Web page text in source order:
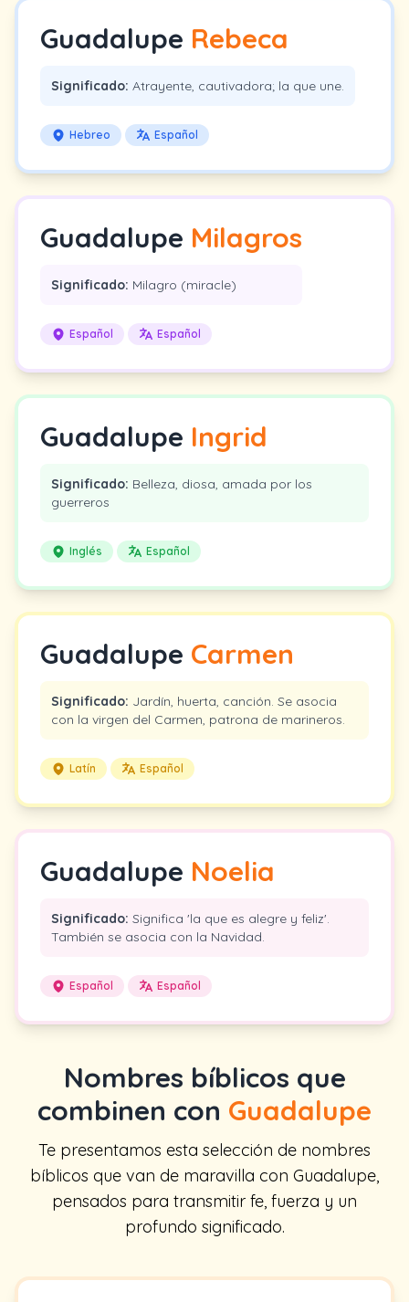
Guadalupe Rebeca
Significado: Atrayente, cautivadora; la que une.
Hebreo Español
Guadalupe Milagros
Significado: Milagro (miracle)
Español Español
Guadalupe Ingrid
Significado: Belleza, diosa, amada por los
guerreros
Inglés Español
Guadalupe Carmen
Significado: Jardín, huerta, canción. Se asocia
con la virgen del Carmen, patrona de marineros.
Latín Español
Guadalupe Noelia
Significado: Significa 'la que es alegre y feliz'.
También se asocia con la Navidad.
Español Español
Nombres bíblicos que
combinen con Guadalupe
Te presentamos esta selección de nombres
bíblicos que van de maravilla con Guadalupe,
pensados para transmitir fe, fuerza y un
profundo significado.